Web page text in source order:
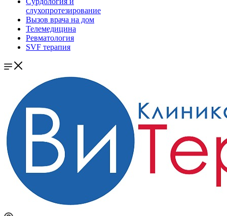
слухопротезирование
Вызов врача на дом
Телемедицина
Ревматология
SVF терапия